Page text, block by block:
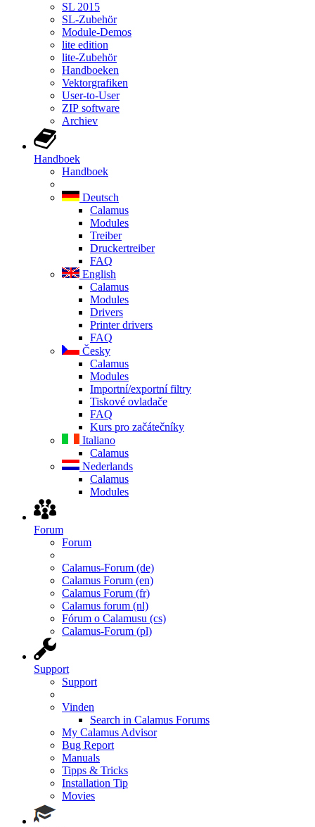
SL 2015
SL-Zubehör
Module-Demos
lite edition
lite-Zubehör
Handboeken
Vektorgrafiken
User-to-User
ZIP software
Archiev
Handboek
Handboek
Deutsch
Calamus
Modules
Treiber
Druckertreiber
FAQ
English
Calamus
Modules
Drivers
Printer drivers
FAQ
Česky
Calamus
Modules
Importní/exportní filtry
Tiskové ovladače
FAQ
Kurs pro začátečníky
Italiano
Calamus
Nederlands
Calamus
Modules
Forum
Forum
Calamus-Forum (de)
Calamus Forum (en)
Calamus Forum (fr)
Calamus forum (nl)
Fórum o Calamusu (cs)
Calamus-Forum (pl)
Support
Support
Vinden
Search in Calamus Forums
My Calamus Advisor
Bug Report
Manuals
Tipps & Tricks
Installation Tip
Movies